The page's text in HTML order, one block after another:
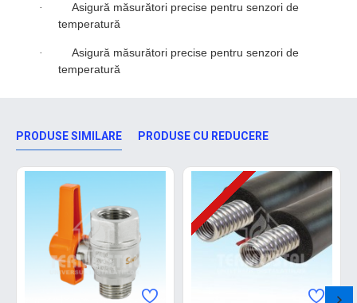
·
Asigură măsurători precise pentru senzori de
temperatură
·
Asigură măsurători precise pentru senzori de
temperatură
PRODUSE SIMILARE PRODUSE CU REDUCERE